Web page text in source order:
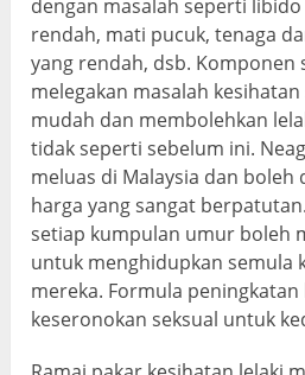
dengan masalah seperti
rendah, mati pucuk, tenaga
yang rendah, dsb.
melegakan masalah
mudah dan membolehkan
tidak seperti sebelum ini.
meluas di Malaysia dan boleh
harga yang sangat
setiap kumpulan umur boleh
untuk menghidupkan semula
mereka. Formula
keseronokan seksual untuk